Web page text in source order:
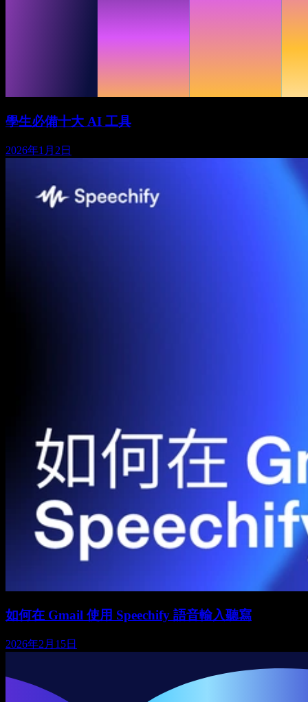
學生必備十大 AI 工具
2026年1月2日
如何在 Gmail 使用 Speechify 語音輸入聽寫
2026年2月15日